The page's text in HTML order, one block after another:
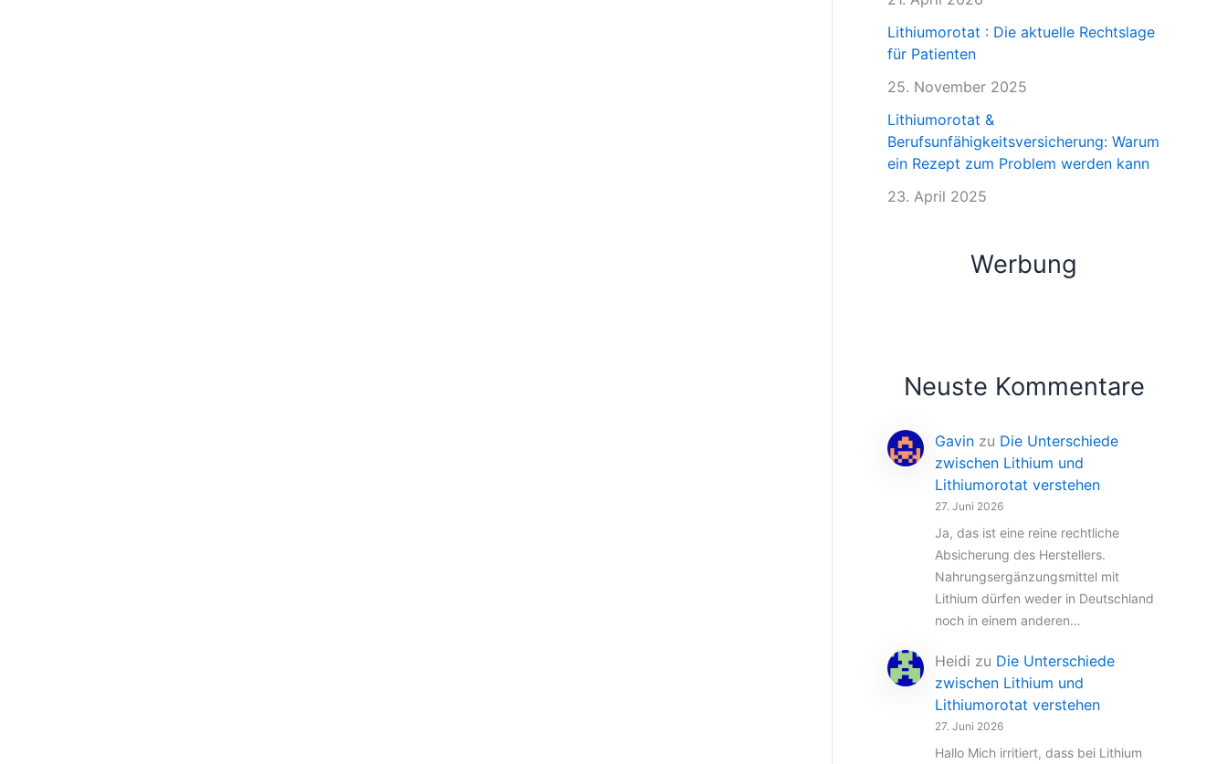
Lithiumorotat : Die aktuelle Rechtslage
für Patienten
25. November 2025
Lithiumorotat &
Berufsunfähigkeitsversicherung: Warum
ein Rezept zum Problem werden kann
23. April 2025
Werbung
Neuste Kommentare
Gavin zu Die Unterschiede
zwischen Lithium und
Lithiumorotat verstehen
27. Juni 2026
Ja, das ist eine reine rechtliche
Absicherung des Herstellers.
Nahrungsergänzungsmittel mit
Lithium dürfen weder in Deutschland
noch in einem anderen…
Heidi zu Die Unterschiede
zwischen Lithium und
Lithiumorotat verstehen
27. Juni 2026
Hallo Mich irritiert, dass bei Lithium